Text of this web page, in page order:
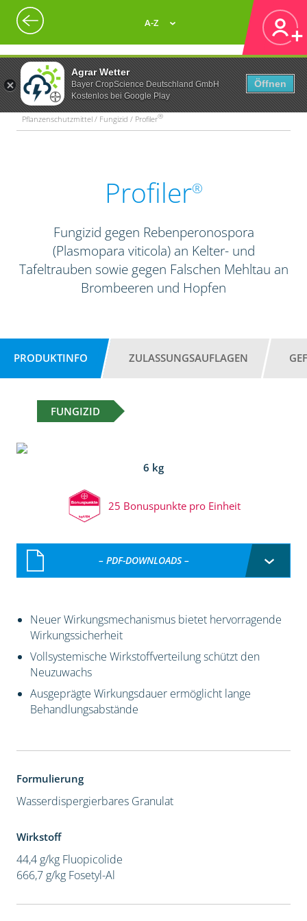
Agrar Wetter
Bayer CropScience Deutschland GmbH
Kostenlos bei Google Play
Öffnen
A-Z
Pflanzenschutzmittel / Fungizid / Profiler®
Profiler®
Fungizid gegen Rebenperonospora
(Plasmopara viticola) an Kelter- und
Tafeltrauben sowie gegen Falschen Mehltau an
Brombeeren und Hopfen
PRODUKTINFO ZULASSUNGSAUFLAGEN
FUNGIZID
6 kg
25 Bonuspunkte pro Einheit
– PDF-DOWNLOADS –
Neuer Wirkungsmechanismus bietet hervorragende
Wirkungssicherheit
Vollsystemische Wirkstoffverteilung schützt den
Neuzuwachs
Ausgeprägte Wirkungsdauer ermöglicht lange
Behandlungsabstände
Formulierung
Wasserdispergierbares Granulat
Wirkstoff
44,4 g/kg Fluopicolide
666,7 g/kg Fosetyl-Al